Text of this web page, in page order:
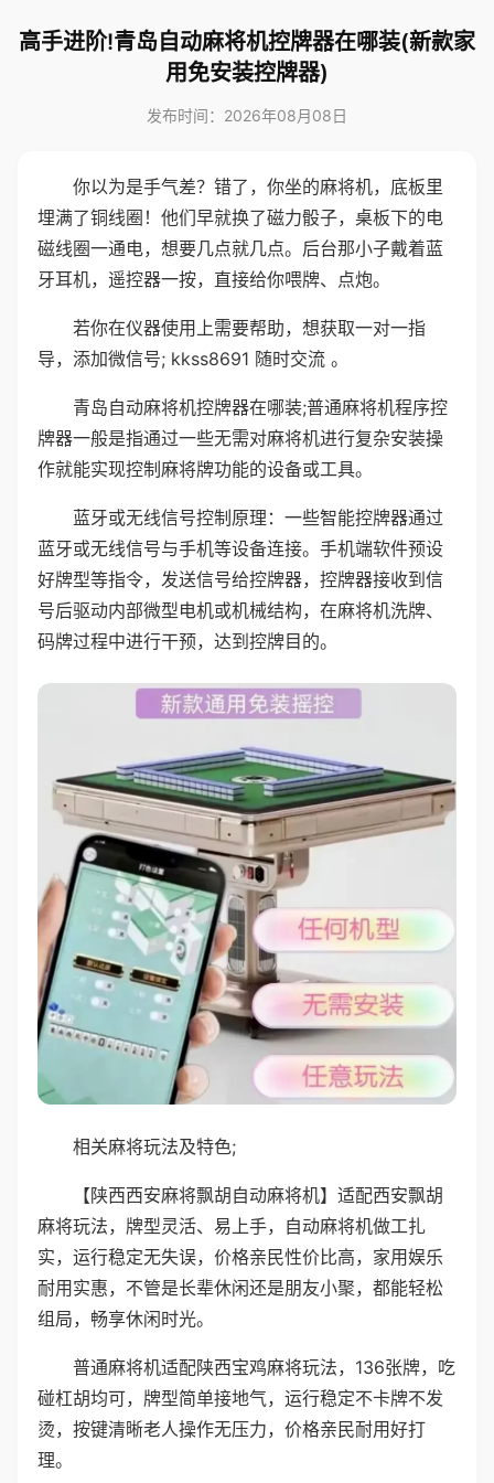
高手进阶!青岛自动麻将机控牌器在哪装(新款家
用免安装控牌器)
发布时间：2026年08月08日
你以为是手气差？错了，你坐的麻将机，底板里
埋满了铜线圈！他们早就换了磁力骰子，桌板下的电
磁线圈一通电，想要几点就几点。后台那小子戴着蓝
牙耳机，遥控器一按，直接给你喂牌、点炮。
若你在仪器使用上需要帮助，想获取一对一指
导，添加微信号; kkss8691 随时交流 。
青岛自动麻将机控牌器在哪装;普通麻将机程序控
牌器一般是指通过一些无需对麻将机进行复杂安装操
作就能实现控制麻将牌功能的设备或工具。
蓝牙或无线信号控制原理：一些智能控牌器通过
蓝牙或无线信号与手机等设备连接。手机端软件预设
好牌型等指令，发送信号给控牌器，控牌器接收到信
号后驱动内部微型电机或机械结构，在麻将机洗牌、
码牌过程中进行干预，达到控牌目的。
相关麻将玩法及特色;
【陕西西安麻将飘胡自动麻将机】适配西安飘胡
麻将玩法，牌型灵活、易上手，自动麻将机做工扎
实，运行稳定无失误，价格亲民性价比高，家用娱乐
耐用实惠，不管是长辈休闲还是朋友小聚，都能轻松
组局，畅享休闲时光。
普通麻将机适配陕西宝鸡麻将玩法，136张牌，吃
碰杠胡均可，牌型简单接地气，运行稳定不卡牌不发
烫，按键清晰老人操作无压力，价格亲民耐用好打
理。